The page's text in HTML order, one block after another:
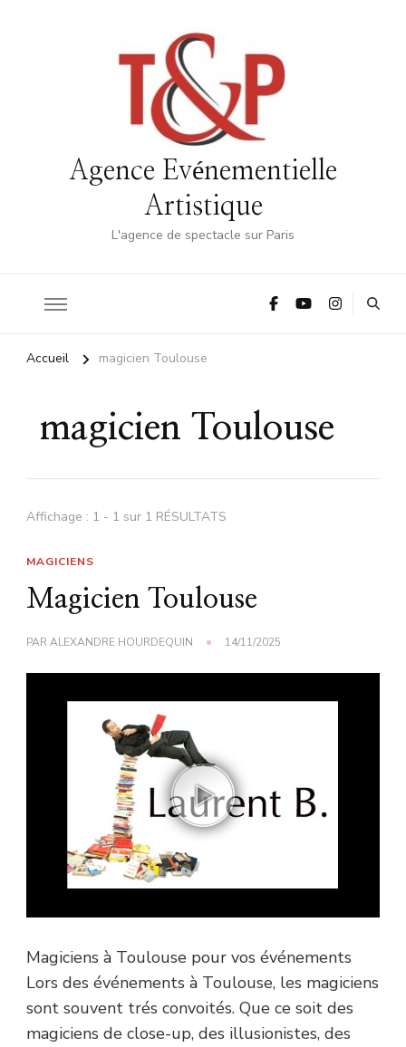
Agence Evénementielle
Artistique
L'agence de spectacle sur Paris
Accueil magicien Toulouse
magicien Toulouse
Affichage : 1 - 1 sur 1 RÉSULTATS
MAGICIENS
Magicien Toulouse
PARALEXANDRE HOURDEQUIN 14/11/2025
Magiciens à Toulouse pour vos événements
Lors des événements à Toulouse, les magiciens
sont souvent trés convoités. Que ce soit des
magiciens de close-up, des illusionistes, des